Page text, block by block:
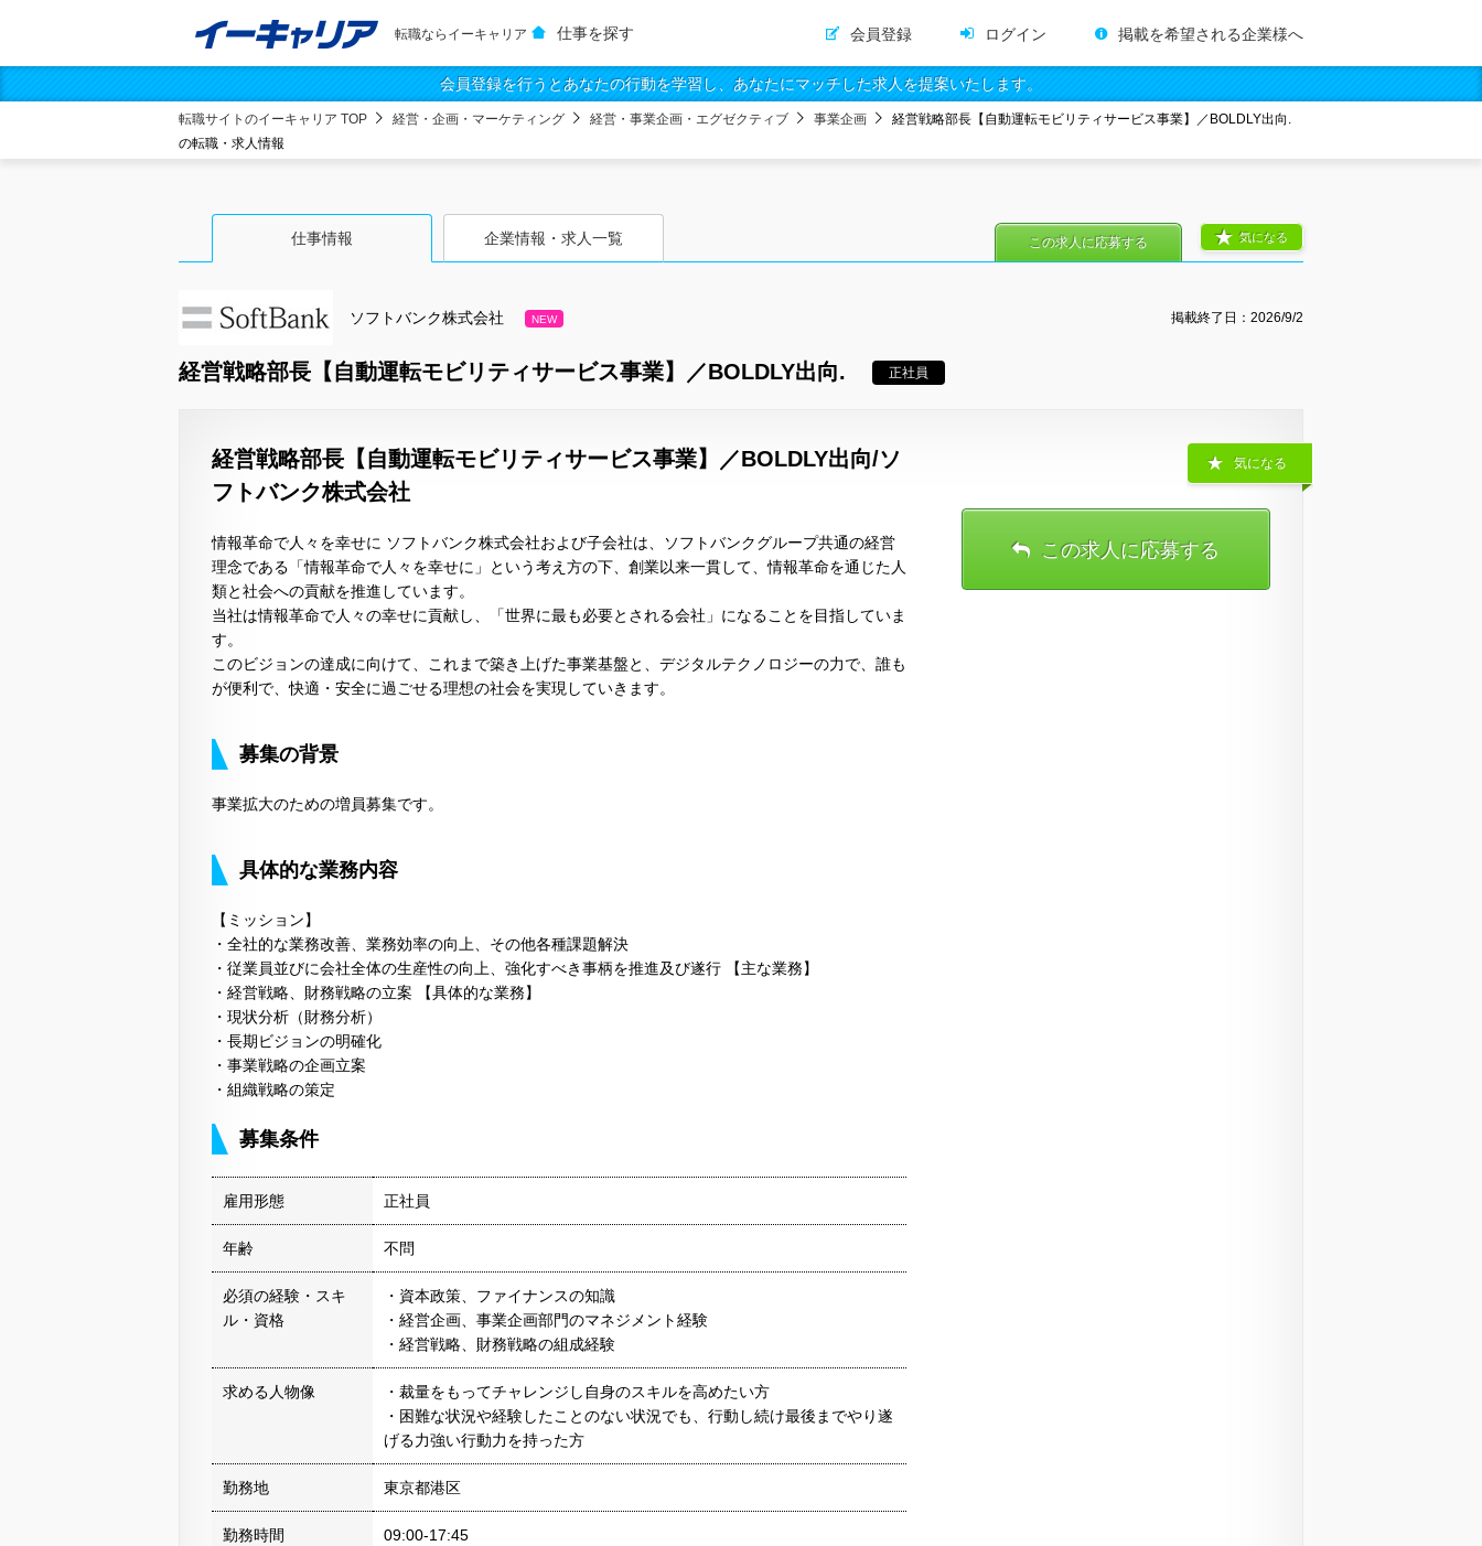
転職ならイーキャリア 仕事を探す 会員登録 ログイン 掲載を希望される企業様へ
会員登録を行うとあなたの行動を学習し、あなたにマッチした求人を提案いたします。
転職サイトのイーキャリア TOP 経営・企画・マーケティング 経営・事業企画・エグゼクティブ 事業企画
経営戦略部長【自動運転モビリティサービス事業】／BOLDLY出向.
の転職・求人情報
仕事情報 企業情報・求人一覧
ソフトバンク株式会社 NEW 掲載終了日： 2026/9/2
経営戦略部長【自動運転モビリティサービス事業】／BOLDLY出向. 正社員
気になる
この求人に応募する
経営戦略部長【自動運転モビリティサービス事業】／BOLDLY出向/ソ
フトバンク株式会社
情報革命で人々を幸せに ソフトバンク株式会社および子会社は、ソフトバンクグループ共通の経営
理念である「情報革命で人々を幸せに」という考え方の下、創業以来一貫して、情報革命を通じた人
類と社会への貢献を推進しています。
当社は情報革命で人々の幸せに貢献し、「世界に最も必要とされる会社」になることを目指していま
す。
このビジョンの達成に向けて、これまで築き上げた事業基盤と、デジタルテクノロジーの力で、誰も
が便利で、快適・安全に過ごせる理想の社会を実現していきます。
募集の背景
事業拡大のための増員募集です。
具体的な業務内容
【ミッション】
・全社的な業務改善、業務効率の向上、その他各種課題解決
・従業員並びに会社全体の生産性の向上、強化すべき事柄を推進及び遂行 【主な業務】
・経営戦略、財務戦略の立案 【具体的な業務】
・現状分析（財務分析）
・長期ビジョンの明確化
・事業戦略の企画立案
・組織戦略の策定
募集条件
雇用形態 正社員
年齢 不問
必須の経験・スキ
ル・資格
・資本政策、ファイナンスの知識
・経営企画、事業企画部門のマネジメント経験
・経営戦略、財務戦略の組成経験
求める人物像
・裁量をもってチャレンジし自身のスキルを高めたい方
・困難な状況や経験したことのない状況でも、行動し続け最後までやり遂
げる力強い行動力を持った方
勤務地 東京都港区
勤務時間 09:00-17:45
気になる
この求人に応募する